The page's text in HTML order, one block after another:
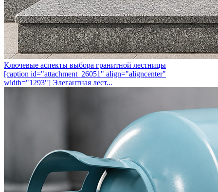
Ключевые аспекты выбора гранитной лестницы
[caption id="attachment_26051" align="aligncenter"
width="1293"] Элегантная лест...